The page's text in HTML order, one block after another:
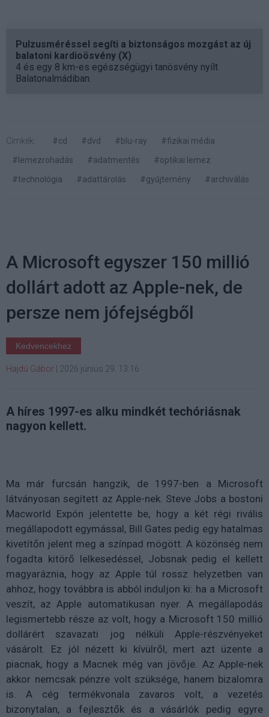
Pulzusméréssel segíti a biztonságos mozgást az új
balatoni kardioösvény (X)
4 és egy 8 km-es egészségügyi tanösvény nyílt
Balatonalmádiban.
Címkék: #cd #dvd #blu-ray
#fizikai média
#lemezrohadás
#adatmentés
#optikai lemez
#technológia
#adattárolás #gyűjtemény #archiválás
A Microsoft egyszer 150 millió
dollárt adott az Apple-nek, de
persze nem jófejségből
Kedvencekhez
Hajdú Gábor 2026 június 29. 13:16
A híres 1997-es alku mindkét techóriásnak
nagyon kellett.
Ma már furcsán hangzik, de 1997-ben a Microsoft
látványosan segített az Apple-nek. Steve Jobs a bostoni
Macworld Expón jelentette be, hogy a két régi rivális
megállapodott egymással, Bill Gates pedig egy hatalmas
kivetítőn jelent meg a színpad mögött. A közönség nem
fogadta kitörő lelkesedéssel, Jobsnak pedig el kellett
magyaráznia, hogy az Apple túl rossz helyzetben van
ahhoz, hogy továbbra is abból induljon ki: ha a Microsoft
veszít, az Apple automatikusan nyer. A megállapodás
legismertebb része az volt, hogy a Microsoft 150 millió
dollárért szavazati jog nélküli Apple-részvényeket
vásárolt. Ez jól nézett ki kívülről, mert azt üzente a
piacnak, hogy a Macnek még van jövője. Az Apple-nek
akkor nemcsak pénzre volt szüksége, hanem bizalomra
is. A cég termékvonala zavaros volt, a vezetés
bizonytalan, a fejlesztők és a vásárlók pedig egyre